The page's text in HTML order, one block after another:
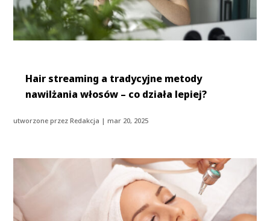
Hair streaming a tradycyjne metody
nawilżania włosów – co działa lepiej?
utworzone przezRedakcja |mar 20, 2025